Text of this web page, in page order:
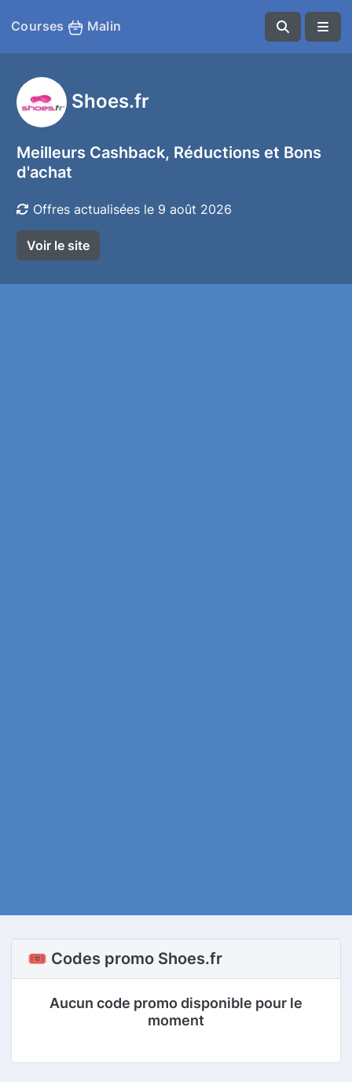
Courses Malin
Shoes.fr
Meilleurs Cashback, Réductions et Bons
d'achat
Offres actualisées le 9 août 2026
Voir le site
🎟️ Codes promo Shoes.fr
Aucun code promo disponible pour le
moment